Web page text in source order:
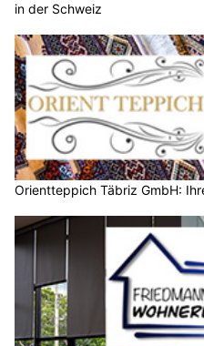
in der Schweiz
Orientteppich Täbriz GmbH: